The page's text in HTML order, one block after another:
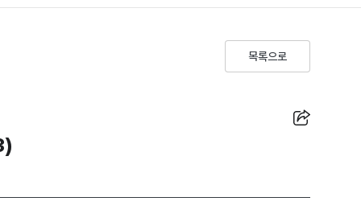
목록으로